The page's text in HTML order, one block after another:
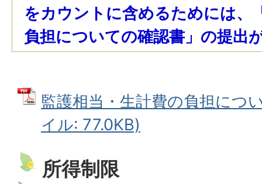
をカウントに含めるためには、
負担についての確認書」の提出
監護相当・生計費の負担につ
イル: 77.0KB)
所得制限